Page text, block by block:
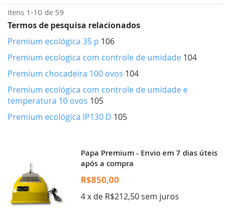
Itens 1-10 de 59
Termos de pesquisa relacionados
Premium ecológica 35 p 106
Premium ecologica com controle de umidade 104
Premium chocadeira 100 ovos 104
Premium ecológica com controle de umidade e
temperatura 10 ovos 105
Premium ecológica IP130 D 105
Papa Premium - Envio em 7 dias úteis
após a compra
R$850,00
4 x de R$212,50 sem juros